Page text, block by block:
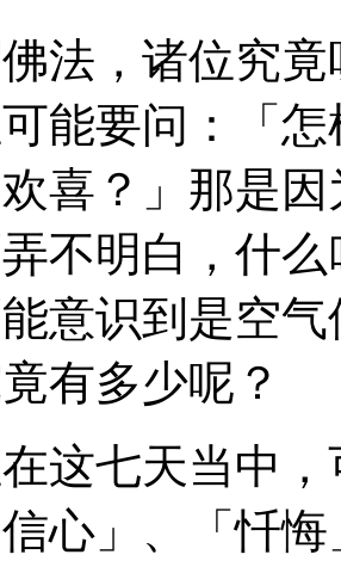
，诸位究竟
能要问：「
喜？」那是
不明白，什
意识到是空
有多少呢？
七天当中，
心」、「忏